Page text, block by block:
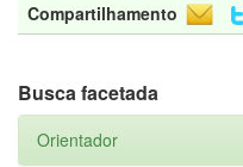
Compartilhamento
Busca facetada
Orientador